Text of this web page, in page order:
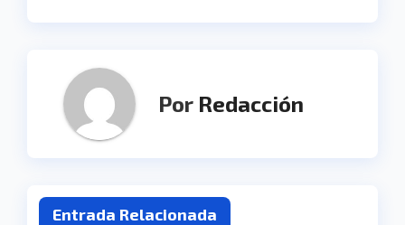
Por Redacción
Entrada Relacionada